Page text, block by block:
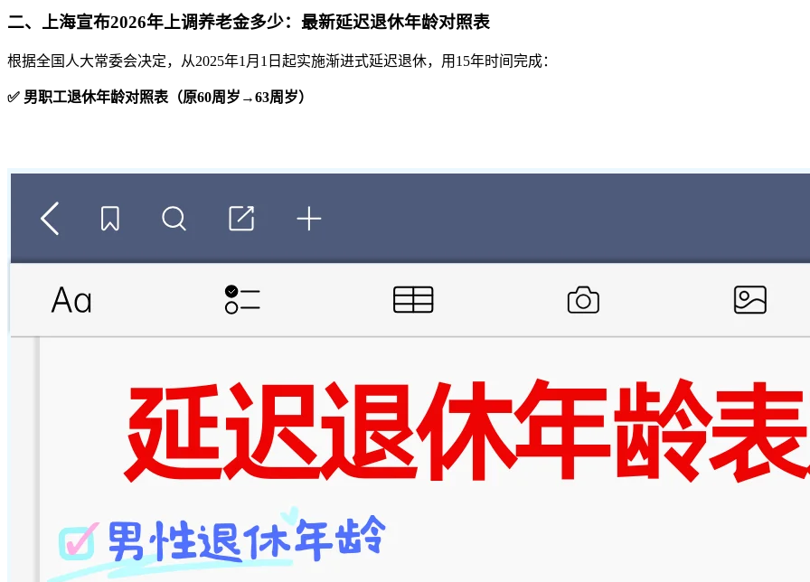
二、上海宣布2026年上调养老金多少：最新延迟退休年龄对照表
根据全国人大常委会决定，从2025年1月1日起实施渐进式延迟退休，用15年时间完成：
✅ 男职工退休年龄对照表（原60周岁→63周岁）